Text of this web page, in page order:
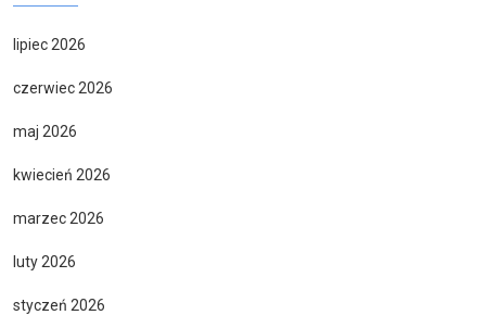
lipiec 2026
czerwiec 2026
maj 2026
kwiecień 2026
marzec 2026
luty 2026
styczeń 2026